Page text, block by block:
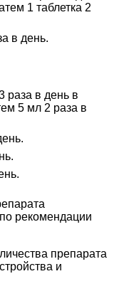
1 таблетка 2
в день.
раза в день в
5 мл 2 раза в
рекомендации
препарата
и